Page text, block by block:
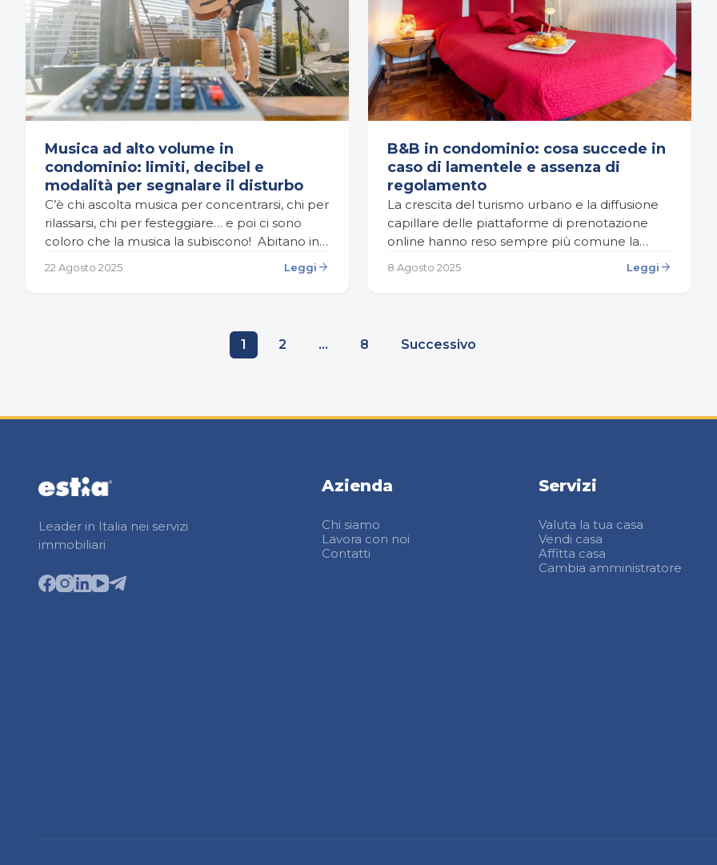
Musica ad alto volume in
condominio: limiti, decibel e
modalità per segnalare il disturbo
C’è chi ascolta musica per concentrarsi, chi per
rilassarsi, chi per festeggiare… e poi ci sono
coloro che la musica la subiscono! Abitano in
22 Agosto 2025 Leggi arrow_forward
B&B in condominio: cosa succede in
caso di lamentele e assenza di
regolamento
La crescita del turismo urbano e la diffusione
capillare delle piattaforme di prenotazione
online hanno reso sempre più comune la
nascita di bed & breakfast anche all’interno dei
condomini residenziali.…
8 Agosto 2025 Leggi arrow_forward
1 2 … 8 Successivo
Leader in Italia nei servizi
immobiliari
Azienda
Chi siamo
Lavora con noi
Contatti
Servizi
Valuta la tua casa
Vendi casa
Affitta casa
Cambia amministratore